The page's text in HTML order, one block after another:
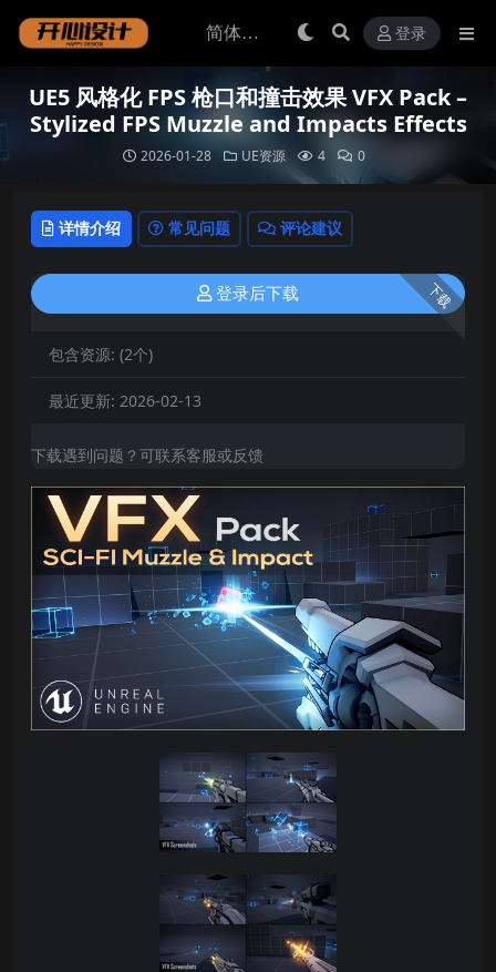
登录
UE5 风格化 FPS 枪口和撞击效果 VFX Pack –
Stylized FPS Muzzle and Impacts Effects
2026-01-28 UE资源 4 0
详情介绍 常见问题 评论建议
下载
登录后下载
包含资源: (2个)
最近更新: 2026-02-13
下载遇到问题？可联系客服或反馈